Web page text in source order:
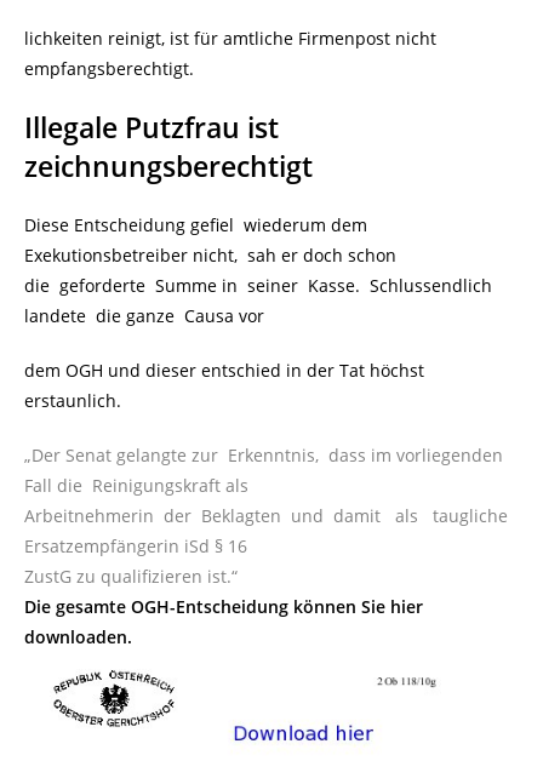
lichkeiten reinigt, ist für amtliche Firmenpost nicht
empfangsberechtigt.
Illegale Putzfrau ist
zeichnungsberechtigt
Diese Entscheidung gefiel wiederum dem
Exekutionsbetreiber nicht, sah er doch schon
die geforderte Summe in seiner Kasse. Schlussendlich
landete die ganze Causa vor
dem OGH und dieser entschied in der Tat höchst
erstaunlich.
„Der Senat gelangte zur Erkenntnis, dass im vorliegenden
Fall die Reinigungskraft als
Arbeitnehmerin der Beklagten und damit als taugliche
Ersatzempfängerin iSd § 16
ZustG zu qualifizieren ist.“
Die gesamte OGH-Entscheidung können Sie hier
downloaden.